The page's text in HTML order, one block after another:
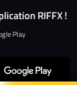
RIFFX !
Play